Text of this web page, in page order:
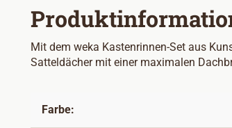
Mit dem weka Kastenrinnen-Set aus
Satteldächer mit einer maximalen
Farbe: